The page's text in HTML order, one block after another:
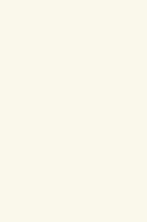
el
algunas
experiencia
de